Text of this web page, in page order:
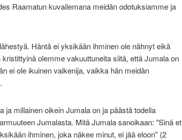
Raamatun kuvailemana meidän odotuksiamme ja
Häntä ei yksikään ihminen ole nähnyt eikä
olemme vakuuttuneita siitä, että Jumala on
ei ole ikuinen vaikenija, vaikka hän meidän
ja millainen oikein Jumala on ja päästä todella
Jumalasta. Mitä Jumala sanoikaan: "Sinä et
ihminen, joka näkee minut, ei jää eloon" (2